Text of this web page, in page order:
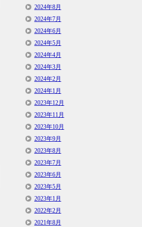
2024年8月
2024年7月
2024年6月
2024年5月
2024年4月
2024年3月
2024年2月
2024年1月
2023年12月
2023年11月
2023年10月
2023年9月
2023年8月
2023年7月
2023年6月
2023年5月
2023年1月
2022年2月
2021年8月